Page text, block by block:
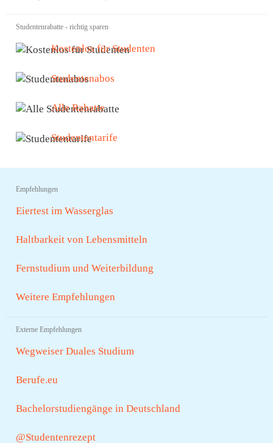
Studentenrabatte - richtig sparen
Kostenlos für Studenten
Studentenabos
Alle Rabatte
Studententarife
Empfehlungen
Eiertest im Wasserglas
Haltbarkeit von Lebensmitteln
Fernstudium und Weiterbildung
Weitere Empfehlungen
Externe Empfehlungen
Wegweiser Duales Studium
Berufe.eu
Bachelorstudiengänge in Deutschland
@Studentenrezept